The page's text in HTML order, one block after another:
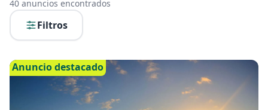
40 anuncios encontrados
Filtros
Anuncio destacado